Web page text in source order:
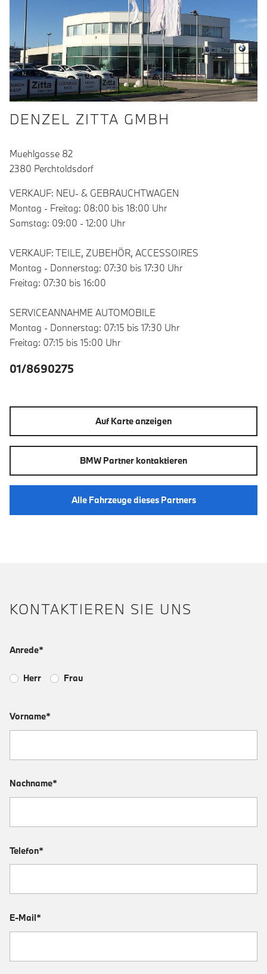
DENZEL ZITTA GMBH
Muehlgasse 82
2380 Perchtoldsdorf
VERKAUF: NEU- & GEBRAUCHTWAGEN
Montag - Freitag: 08:00 bis 18:00 Uhr
Samstag: 09:00 - 12:00 Uhr
VERKAUF: TEILE, ZUBEHÖR, ACCESSOIRES
Montag - Donnerstag: 07:30 bis 17:30 Uhr
Freitag: 07:30 bis 16:00
SERVICEANNAHME AUTOMOBILE
Montag - Donnerstag: 07:15 bis 17:30 Uhr
Freitag: 07:15 bis 15:00 Uhr
01/8690275
Auf Karte anzeigen
BMW Partner kontaktieren
Alle Fahrzeuge dieses Partners
KONTAKTIEREN SIE UNS
Anrede*
Herr Frau
Vorname*
Nachname*
Telefon*
E-Mail*